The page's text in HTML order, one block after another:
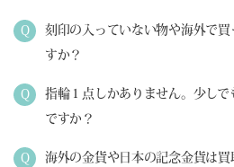
刻印の入っていない物や海外で
すか？
指輪１点しかありません。少し
ですか？
海外の金貨や日本の記念金貨は買